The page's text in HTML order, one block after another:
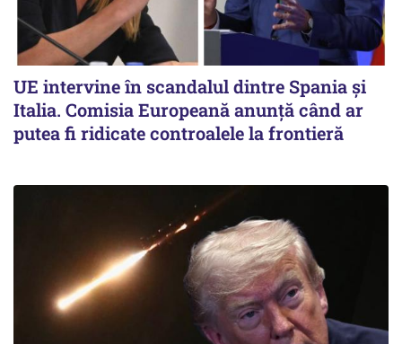
UE intervine în scandalul dintre Spania și
Italia. Comisia Europeană anunță când ar
putea fi ridicate controalele la frontieră